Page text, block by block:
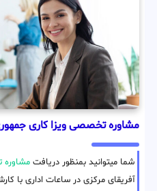
مشاوره تخصصی ویزا کاری
شما میتوانید بمنظور دریافت
آفریقای مرکزی در ساعات اداری با